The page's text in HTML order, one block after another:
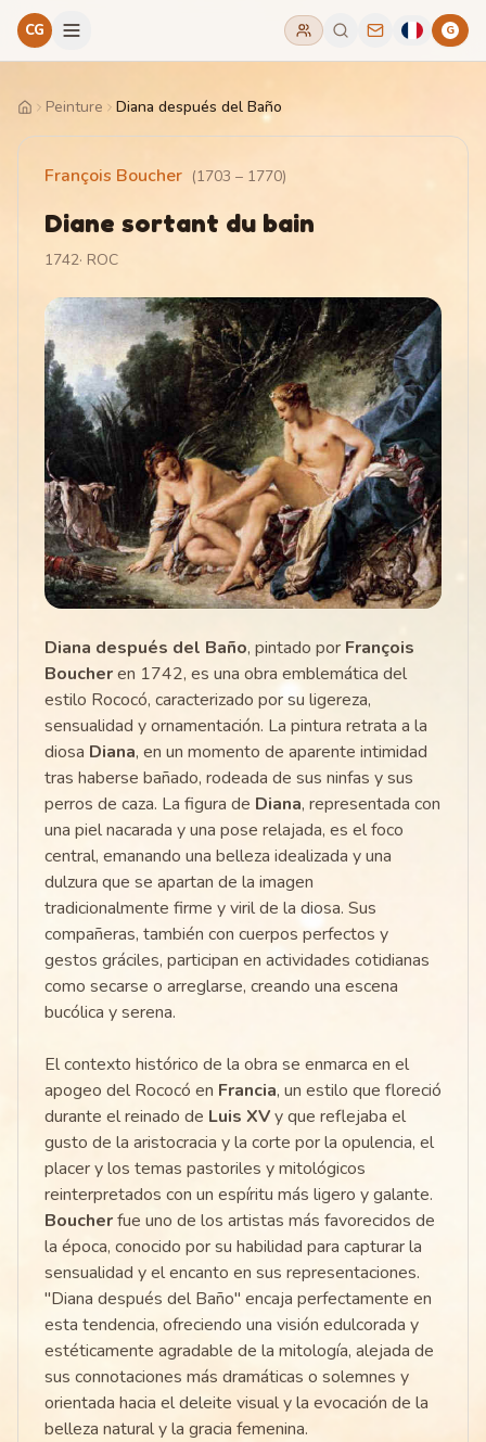
CG G
HomePeinture Diana después del Baño
François Boucher (1703 – 1770)
Diane sortant du bain
1742· ROC
Diana después del Baño, pintado por François
Boucheren 1742, es una obra emblemática del
estilo Rococó, caracterizado por su ligereza,
sensualidad y ornamentación. La pintura retrata a la
diosa Diana, en un momento de aparente intimidad
tras haberse bañado, rodeada de sus ninfas y sus
perros de caza. La figura de Diana, representada con
una piel nacarada y una pose relajada, es el foco
central, emanando una belleza idealizada y una
dulzura que se apartan de la imagen
tradicionalmente firme y viril de la diosa. Sus
compañeras, también con cuerpos perfectos y
gestos gráciles, participan en actividades cotidianas
como secarse o arreglarse, creando una escena
bucólica y serena.
El contexto histórico de la obra se enmarca en el
apogeo del Rococó en Francia, un estilo que floreció
durante el reinado de Luis XVy que reflejaba el
gusto de la aristocracia y la corte por la opulencia, el
placer y los temas pastoriles y mitológicos
reinterpretados con un espíritu más ligero y galante.
Boucherfue uno de los artistas más favorecidos de
la época, conocido por su habilidad para capturar la
sensualidad y el encanto en sus representaciones.
"Diana después del Baño" encaja perfectamente en
esta tendencia, ofreciendo una visión edulcorada y
estéticamente agradable de la mitología, alejada de
sus connotaciones más dramáticas o solemnes y
orientada hacia el deleite visual y la evocación de la
belleza natural y la gracia femenina.